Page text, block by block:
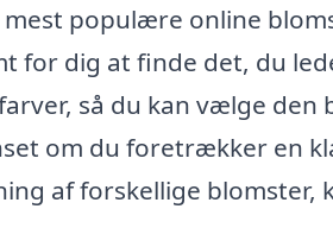
populære online
for dig at finde det, du
så du kan vælge
om du foretrækker en
af forskellige blomster,